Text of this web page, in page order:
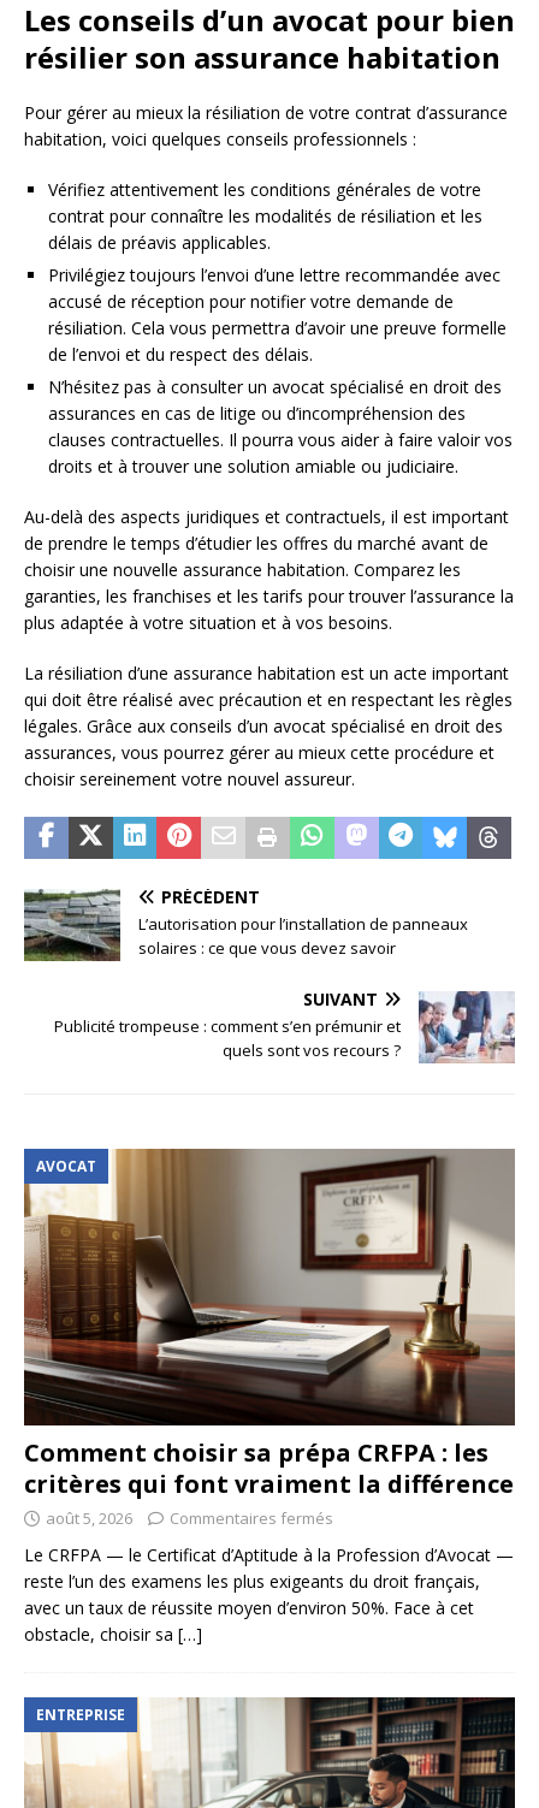
Les conseils d’un avocat pour bien
résilier son assurance habitation
Pour gérer au mieux la résiliation de votre contrat d’assurance
habitation, voici quelques conseils professionnels :
Vérifiez attentivement les conditions générales de votre
contrat pour connaître les modalités de résiliation et les
délais de préavis applicables.
Privilégiez toujours l’envoi d’une lettre recommandée avec
accusé de réception pour notifier votre demande de
résiliation. Cela vous permettra d’avoir une preuve formelle
de l’envoi et du respect des délais.
N’hésitez pas à consulter un avocat spécialisé en droit des
assurances en cas de litige ou d’incompréhension des
clauses contractuelles. Il pourra vous aider à faire valoir vos
droits et à trouver une solution amiable ou judiciaire.
Au-delà des aspects juridiques et contractuels, il est important
de prendre le temps d’étudier les offres du marché avant de
choisir une nouvelle assurance habitation. Comparez les
garanties, les franchises et les tarifs pour trouver l’assurance la
plus adaptée à votre situation et à vos besoins.
La résiliation d’une assurance habitation est un acte important
qui doit être réalisé avec précaution et en respectant les règles
légales. Grâce aux conseils d’un avocat spécialisé en droit des
assurances, vous pourrez gérer au mieux cette procédure et
choisir sereinement votre nouvel assureur.
PRÉCÉDENT
L’autorisation pour l’installation de panneaux
solaires : ce que vous devez savoir
SUIVANT
Publicité trompeuse : comment s’en prémunir et
quels sont vos recours ?
AVOCAT
Comment choisir sa prépa CRFPA : les
critères qui font vraiment la différence
août 5, 2026 Commentaires fermés
Le CRFPA — le Certificat d’Aptitude à la Profession d’Avocat —
reste l’un des examens les plus exigeants du droit français,
avec un taux de réussite moyen d’environ 50%. Face à cet
obstacle, choisir sa […]
ENTREPRISE